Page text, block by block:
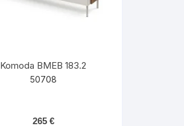
Komoda BMEB 183.2
50708
265 €